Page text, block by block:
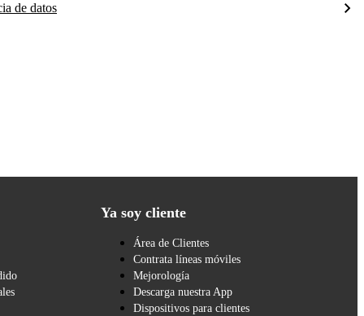
de datos
Ya soy cliente
Área de Clientes
Contrata líneas móviles
Mejorología
Descarga nuestra App
Dispositivos para clientes